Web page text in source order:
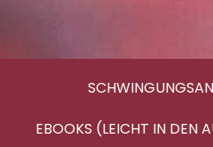
EBOOKS (LEICHT IN DEN